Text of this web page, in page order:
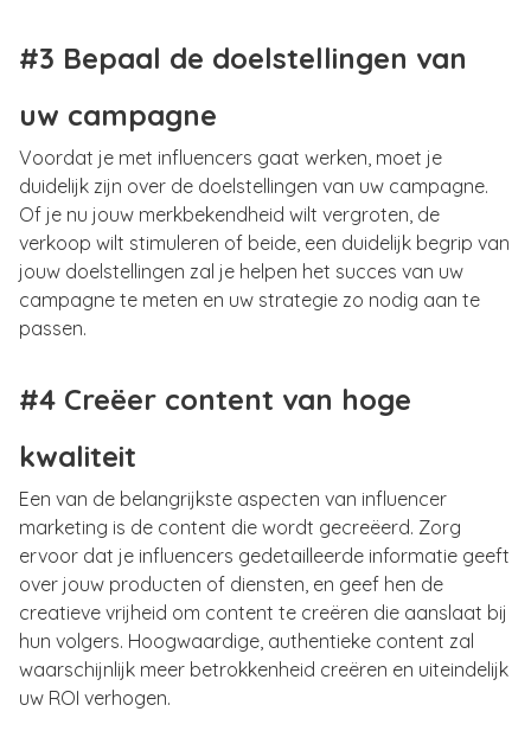
#3 Bepaal de doelstellingen van
uw campagne
Voordat je met influencers gaat werken, moet je
duidelijk zijn over de doelstellingen van uw campagne.
Of je nu jouw merkbekendheid wilt vergroten, de
verkoop wilt stimuleren of beide, een duidelijk begrip van
jouw doelstellingen zal je helpen het succes van uw
campagne te meten en uw strategie zo nodig aan te
passen.
#4 Creëer content van hoge
kwaliteit
Een van de belangrijkste aspecten van influencer
marketing is de content die wordt gecreëerd. Zorg
ervoor dat je influencers gedetailleerde informatie geeft
over jouw producten of diensten, en geef hen de
creatieve vrijheid om content te creëren die aanslaat bij
hun volgers. Hoogwaardige, authentieke content zal
waarschijnlijk meer betrokkenheid creëren en uiteindelijk
uw ROI verhogen.